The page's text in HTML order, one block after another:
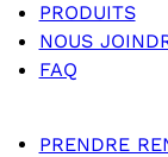
PRODUITS
NOUS
FAQ
PRENDRE